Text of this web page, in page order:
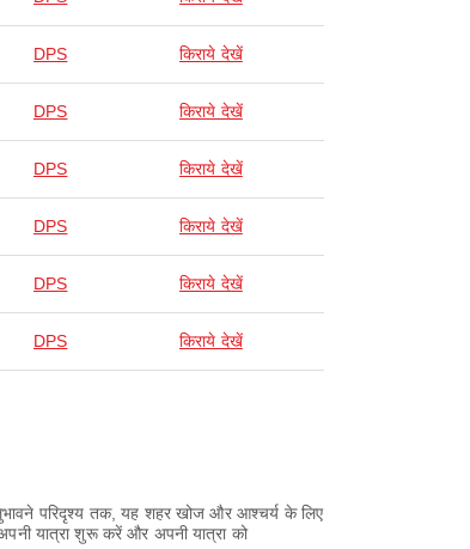
DPS किराये देखें
DPS किराये देखें
DPS किराये देखें
DPS किराये देखें
DPS किराये देखें
DPS किराये देखें
परिदृश्य तक, यह शहर खोज और आश्चर्य के लिए
यात्रा शुरू करें और अपनी यात्रा को